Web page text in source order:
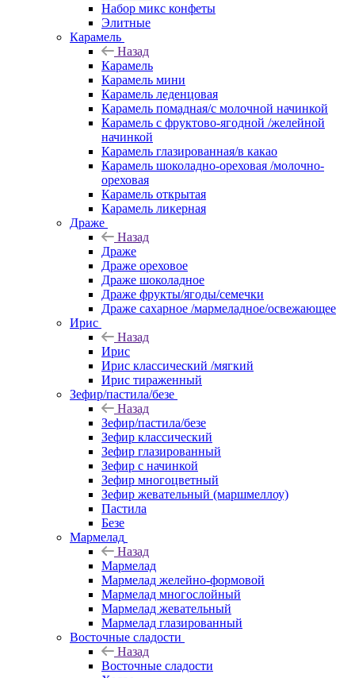
Набор микс конфеты
Элитные
Карамель
Назад
Карамель
Карамель мини
Карамель леденцовая
Карамель помадная/с молочной начинкой
Карамель с фруктово-ягодной /желейной
начинкой
Карамель глазированная/в какао
Карамель шоколадно-ореховая /молочно-
ореховая
Карамель открытая
Карамель ликерная
Драже
Назад
Драже
Драже ореховое
Драже шоколадное
Драже фрукты/ягоды/семечки
Драже сахарное /мармеладное/освежающее
Ирис
Назад
Ирис
Ирис классический /мягкий
Ирис тираженный
Зефир/пастила/безе
Назад
Зефир/пастила/безе
Зефир классический
Зефир глазированный
Зефир с начинкой
Зефир многоцветный
Зефир жевательный (маршмеллоу)
Пастила
Безе
Мармелад
Назад
Мармелад
Мармелад желейно-формовой
Мармелад многослойный
Мармелад жевательный
Мармелад глазированный
Восточные сладости
Назад
Восточные сладости